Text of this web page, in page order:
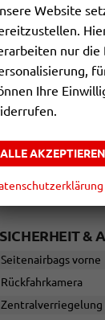
Leergewicht
Polsterung
INNEN
Klimaautomatik
SICHERHEIT &
Seitenairbags vorne
Rückfahrkamera
Website
nur die
Ihre
ALLE AKZEPTIEREN